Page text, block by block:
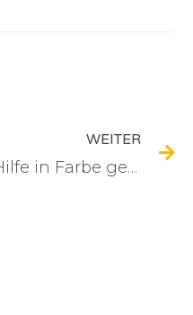
WEITER
Hilfe in Farbe gegen graue Gedanken